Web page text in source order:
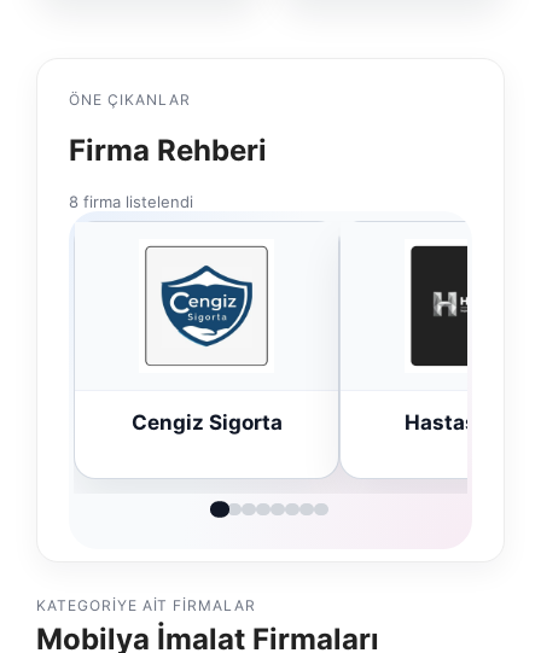
ÖNE ÇIKANLAR
Firma Rehberi
8 firma listelendi
Cengiz Sigorta Hastaş Beton
KATEGORIYE AIT FIRMALAR
Mobilya İmalat Firmaları